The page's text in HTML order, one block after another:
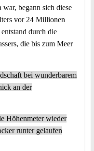
begann sich diese
vor 24 Millionen
durch die
die bis zum Meer
bei wunderbarem
an der
Höhenmeter wieder
runter gelaufen